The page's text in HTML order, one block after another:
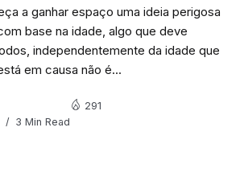
a ganhar espaço uma ideia perigosa
base na idade, algo que deve
independentemente da idade que
em causa não é...
3 Min Read
291